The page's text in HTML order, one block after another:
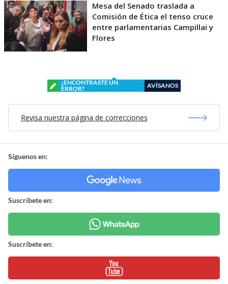
Mesa del Senado traslada a
Comisión de Ética el tenso cruce
entre parlamentarias Campillai y
Flores
¿ENCONTRASTE UN
ERROR?
AVÍSANOS
Revisa nuestra página de correcciones
Síguenos en:
Suscríbete en:
Suscríbete en: